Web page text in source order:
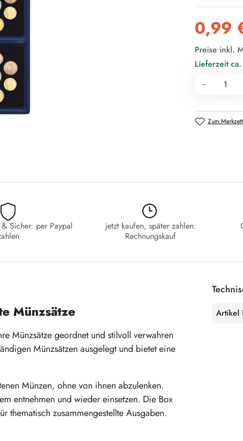
Verkaufspreis:
0,99
Preise inkl.
Lieferzeit
Zum
Sicher: per Paypal
jetzt kaufen, später zahlen:
Rechnungskauf
Münzsätze
Münzsätze geordnet und stilvoll verwahren
Münzsätzen ausgelegt und bietet eine
Münzen, ohne von ihnen abzulenken.
entnehmen und wieder einsetzen. Die Box
thematisch zusammengestellte Ausgaben.
Artikel